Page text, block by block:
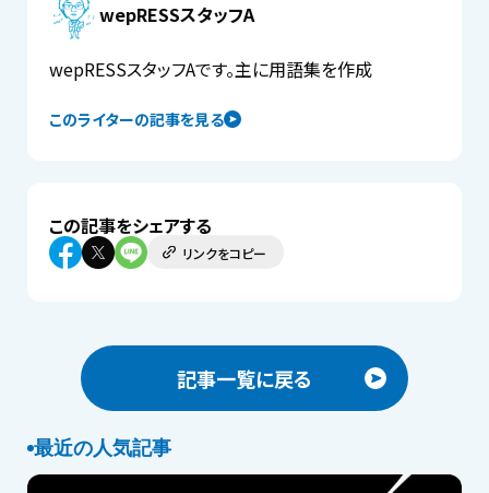
wepRESSスタッフA
このライターの記事を見る
wepRESSスタッフAです。主に用語集を作成
この記事をシェアする
リンクをコピー
記事一覧に戻る
最近の人気記事